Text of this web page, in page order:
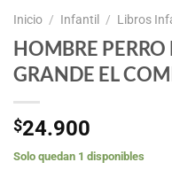
Inicio / Infantil / Libros
HOMBRE
GRANDE EL
$24.900
Solo quedan 1 disponibles